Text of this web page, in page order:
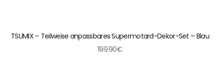
TSUMIX – Teilweise anpassbares Supermotard-Dekor-Set – Blau
199.90€